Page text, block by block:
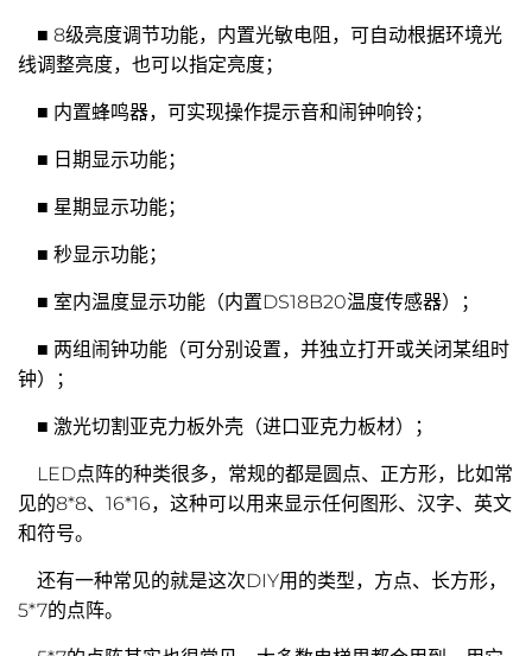
■ 8级亮度调节功能，内置光敏电阻，可自动根据环境光
线调整亮度，也可以指定亮度；
■ 内置蜂鸣器，可实现操作提示音和闹钟响铃；
■ 日期显示功能；
■ 星期显示功能；
■ 秒显示功能；
■ 室内温度显示功能（内置DS18B20温度传感器）；
■ 两组闹钟功能（可分别设置，并独立打开或关闭某组时
钟）；
■ 激光切割亚克力板外壳（进口亚克力板材）；
LED点阵的种类很多，常规的都是圆点、正方形，比如常
见的8*8、16*16，这种可以用来显示任何图形、汉字、英文
和符号。
还有一种常见的就是这次DIY用的类型，方点、长方形，
5*7的点阵。